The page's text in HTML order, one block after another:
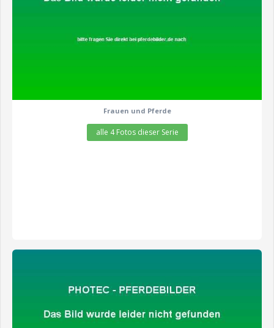
Frauen und Pferde
alle 4 Fotos dieser Serie